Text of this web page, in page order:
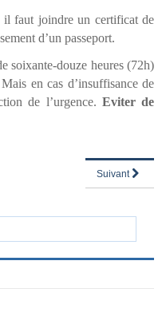
il faut joindre un certificat de
d’un passeport.
soixante-douze heures (72h)
Mais en cas d’insuffisance de
de l’urgence. Eviter de
Suivant